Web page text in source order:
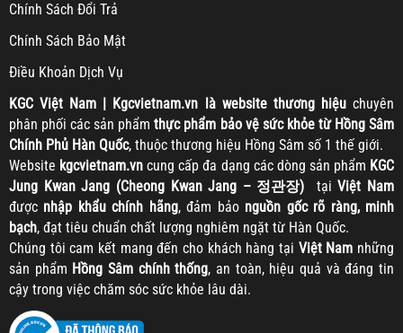
Chính Sách Đổi Trả
Chính Sách Bảo Mật
Điều Khoản Dịch Vụ
KGCViệt Nam | Kgcvietnam.vn là website thương hiệuchuyên
phân phối các sản phẩmthực phẩm bảo vệ sức khỏe từ Hồng Sâm
Chính Phủ Hàn Quốc, thuộc thương hiệu Hồng Sâm số 1 thế giới.
Website kgcvietnam.vn cung cấp đa dạng các dòng sản phẩm KGC
Jung Kwan Jang (Cheong Kwan Jang – 정관장) tạiViệt Nam
được nhập khẩu chính hãng, đảm bảo nguồn gốc rõ ràng, minh
bạch, đạt tiêu chuẩn chất lượng nghiêm ngặt từ Hàn Quốc.
Chúng tôi cam kết mang đến cho khách hàng tại Việt Nam những
sản phẩm Hồng Sâm chính thống, an toàn, hiệu quả và đáng tin
cậy trong việc chăm sóc sức khỏe lâu dài.